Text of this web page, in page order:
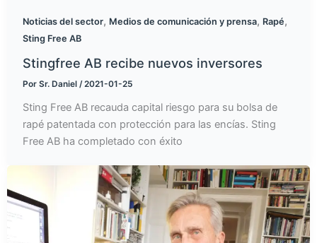
Noticias del sector, Medios de comunicación y prensa, Rapé,
Sting Free AB
Stingfree AB recibe nuevos inversores
Por Sr. Daniel /2021-01-25
Sting Free AB recauda capital riesgo para su bolsa de
rapé patentada con protección para las encías. Sting
Free AB ha completado con éxito